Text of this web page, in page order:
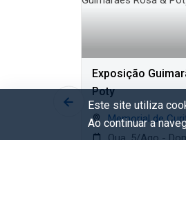
Ago
Exposição
Poty
Memorial de
Qua. 5/Ago -
Este site utiliza
Ao continuar a